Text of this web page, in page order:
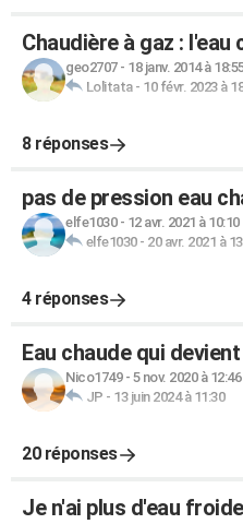
Chaudière à gaz :
geo2707- 18 janv. 2014 à
Lolitata- 10 févr. 2023 à
8 réponses
pas de pression eau
elfe1030- 12 avr. 2021 à 10:10
elfe1030- 20 avr. 2021 à
4 réponses
Eau chaude qui
Nico1749- 5 nov. 2020 à 12:46
JP - 13 juin 2024 à 11:30
20 réponses
Je n'ai plus d'eau